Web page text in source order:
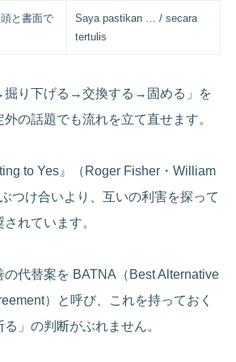
と書面で
Saya pastikan … / secara
tertulis
掘り下げる→交換する→固める」を
の話題でも流れを立て直せます。
to Yes』（Roger Fisher・William
つけ合いより、互いの利害を探って
れています。
の代替案を BATNA（Best Alternative
）と呼び、これを持っておく
」の判断がぶれません。